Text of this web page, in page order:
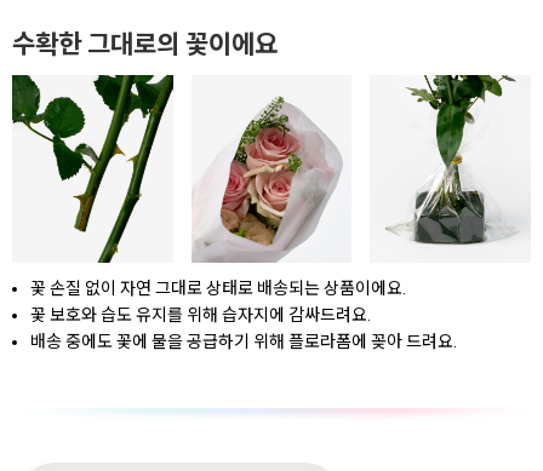
수확한 그대로의 꽃이에요
꽃 손질 없이 자연 그대로 상태로 배송되는 상품이에요.
꽃 보호와 습도 유지를 위해 습자지에 감싸드려요.
배송 중에도 꽃에 물을 공급하기 위해 플로라폼에 꽂아 드려요.